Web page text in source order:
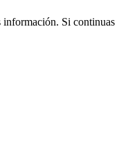
información. Si continuas